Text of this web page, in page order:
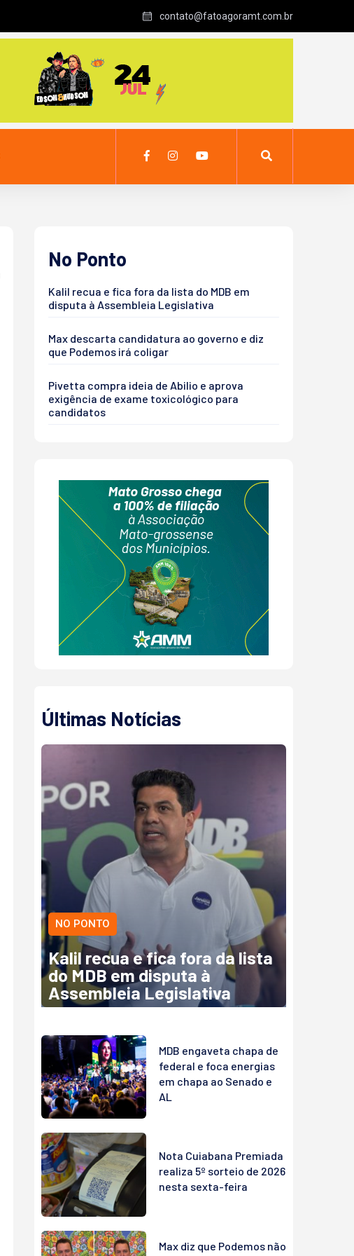
contato@fatoagoramt.com.br
No Ponto
Kalil recua e fica fora da lista do MDB em
disputa à Assembleia Legislativa
Max descarta candidatura ao governo e diz
que Podemos irá coligar
Pivetta compra ideia de Abilio e aprova
exigência de exame toxicológico para
candidatos
Últimas Notícias
NO PONTO
Kalil recua e fica fora da lista
do MDB em disputa à
Assembleia Legislativa
MDB engaveta chapa de
federal e foca energias
em chapa ao Senado e
AL
Nota Cuiabana Premiada
realiza 5º sorteio de 2026
nesta sexta-feira
Max diz que Podemos não